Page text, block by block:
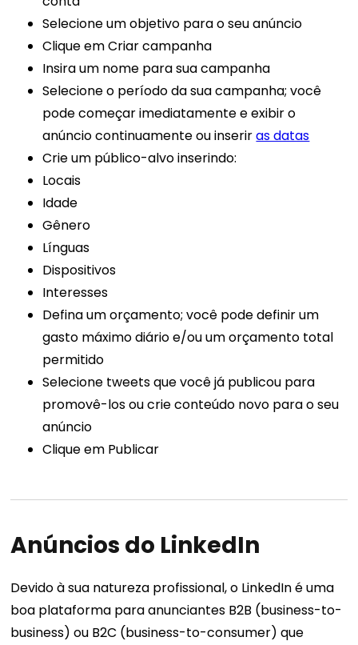
Selecione um objetivo para o seu anúncio
Clique em Criar campanha
Insira um nome para sua campanha
Selecione o período da sua campanha; você
pode começar imediatamente e exibir o
anúncio continuamente ou inseriras datas
Crie um público-alvo inserindo:
Locais
Idade
Gênero
Línguas
Dispositivos
Interesses
Defina um orçamento; você pode definir um
gasto máximo diário e/ou um orçamento total
permitido
Selecione tweets que você já publicou para
promovê-los ou crie conteúdo novo para o seu
anúncio
Clique em Publicar
Anúncios do LinkedIn
Devido à sua natureza profissional, o LinkedIn é uma
boa plataforma para anunciantes B2B (business-to-
business) ou B2C (business-to-consumer) que